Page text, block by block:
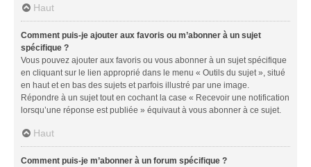
Haut
Comment puis-je ajouter aux favoris ou m’abonner à un sujet
spécifique ?
Vous pouvez ajouter aux favoris ou vous abonner à un sujet spécifique
en cliquant sur le lien approprié dans le menu « Outils du sujet », situé
en haut et en bas des sujets et parfois illustré par une image.
Répondre à un sujet tout en cochant la case « Recevoir une notification
lorsqu’une réponse est publiée » équivaut à vous abonner à ce sujet.
Haut
Comment puis-je m’abonner à un forum spécifique ?